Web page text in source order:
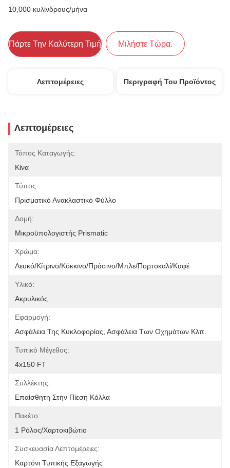
10,000 κυλίνδρους/μήνα
Πάρτε Την Καλύτερη Τιμή Μιλήστε Τώρα.
Λεπτομέρειες Περιγραφή Του Προϊόντος
Λεπτομέρειες
Τόπος Καταγωγής:
Κίνα
Τύπος:
Πρισματικό Ανακλαστικό Φύλλο
Δομή:
Μικροϋπολογιστής Prismatic
Χρώμα:
Λευκό/κίτρινο/κόκκινο/πράσινο/μπλε/πορτοκαλί/καφέ
Υλικό:
Ακρυλικός
Εφαρμογή:
Ασφάλεια Της Κυκλοφορίας, Ασφάλεια Των Οχημάτων Κλπ.
Τυπικό Μέγεθος:
4x150 FT
Συλλέκτης:
Επαίσθητη Στην Πίεση Κόλλα
Πακέτο:
1 Ρόλος/χαρτοκιβώτιο
Συσκευασία Λεπτομέρειες:
Καρτόνι Τυπικής Εξαγωγής